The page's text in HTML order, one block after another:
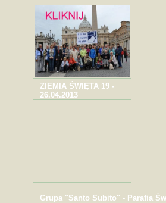
ZIEMIA ŚWIĘTA 19 -
26.04.2013
Grupa "Santo Subito" - Parafia